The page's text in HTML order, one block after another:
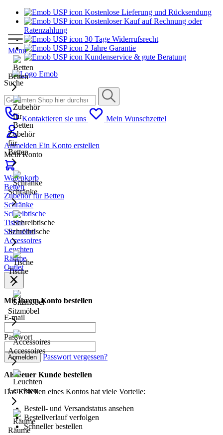
Kostenlose Lieferung und Rücksendung
Kostenloser Kauf auf Rechnung oder
Ratenzahlung
30 Tage Widerrufsrecht
2 Jahre Garantie
Kundenservice & gute Beratung
Suche
Kontaktieren sie uns Mein Wunschzettel
Anmelden Ein Konto erstellen
Mein Konto
Warenkorb
Menu
Betten
Zubehör
für
Betten
Schränke
Schreibtische
Tische
Sitzmöbel
Accessoires
Leuchten
Räume
Betten
Zubehör für Betten
Schränke
Schreibtische
Tische
Sitzmöbel
Accessoires
Leuchten
Räume
Outlet
Mit Ihrem Konto bestellen
E-mail
Passwort
Anmelden Passwort vergessen?
Als neuer Kunde bestellen
Das Erstellen eines Kontos hat viele Vorteile:
Bestell- und Versandstatus ansehen
Bestellverlauf verfolgen
Schneller bestellen